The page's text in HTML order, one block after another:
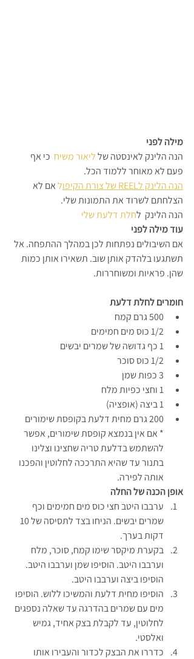
מילה לפני
הנה הלינק לאינסטה של ליאור משיח
  כי אף
פעם לא מאוחר ללמוד הכל.
הנה הלינק לREEL של צורת הקיפו
ל אם לא
הצלחתם לשרוד את התמונות שלי.
הנה הלינק  לחלת דלעת שלי
עוד מילה לפני
אם השיבולים נפתחות לכן במהלך ההתפחה. אל
תשתגעו בלהדק אותן שוב. תשאירו אותן כמות
שהן. פראיות ומשוחררות.
חומרים לחלת דלעת
500 גרם קמח
1/2 כוס מים חמימים
1 כף גדושה של שמרים יבשים
1/2 כוס סוכר
3 כפות שמן
1 וחצי כפיות מלח
1 ביצה (אופציה)
200 גרם מחית דלעת בקופסת שימורים
* אם אין בנמצא קופסת שימורים, אפשר
להשתמש בדלעת טריה שחצינו וצלינו
בתנור עד שהיא התרככה לחלוטין והפכנו
אותה לפירה.
אופן הכנה של החלה
ערבבו היטב חצי כוס מים חמימים וכף
דקות בערך.
בקערת מיקסר שימו קמח, סוכר, מלח
וערבבו היטב. הוסיפו שמן וערבבו היטב.
הוסיפו ביצה וערבבו היטב.
הוסיפו מחית דלעת והמשיכו ללוש. הוסיפו
מים עם שמרים בהדרגה עד שאלה נספגים
לחלוטין, עד לקבלת בצק אחיד, גמיש
ואלסטי.
כדררו את הבצק לכדור והעבירו אותו